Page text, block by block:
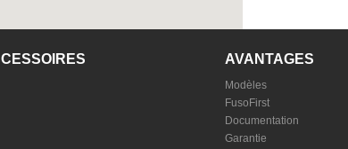
AVANTAGES
Modèles
FusoFirst
Documentation
Garantie